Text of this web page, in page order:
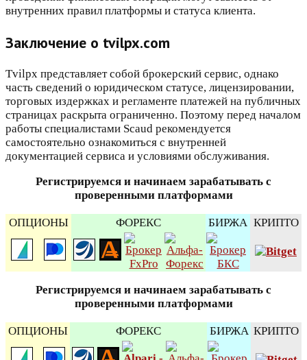
внутренних правил платформы и статуса клиента.
Заключение о tvilpx.com
Tvilpx представляет собой брокерский сервис, однако
часть сведений о юридическом статусе, лицензировании,
торговых издержках и регламенте платежей на публичных
страницах раскрыта ограниченно. Поэтому перед началом
работы специалистами Scaud рекомендуется
самостоятельно ознакомиться с внутренней
документацией сервиса и условиями обслуживания.
Регистрируемся и начинаем зарабатывать с
проверенными платформами
ОПЦИОНЫ ФОРЕКС БИРЖА КРИПТО
Регистрируемся и начинаем зарабатывать с
проверенными платформами
ОПЦИОНЫ ФОРЕКС БИРЖА КРИПТО